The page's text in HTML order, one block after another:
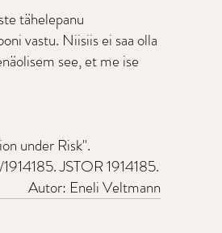
tähelepanu
vastu. Niisiis ei saa olla
see, et me ise
under Risk".
JSTOR 1914185.
Autor: Eneli Veltmann